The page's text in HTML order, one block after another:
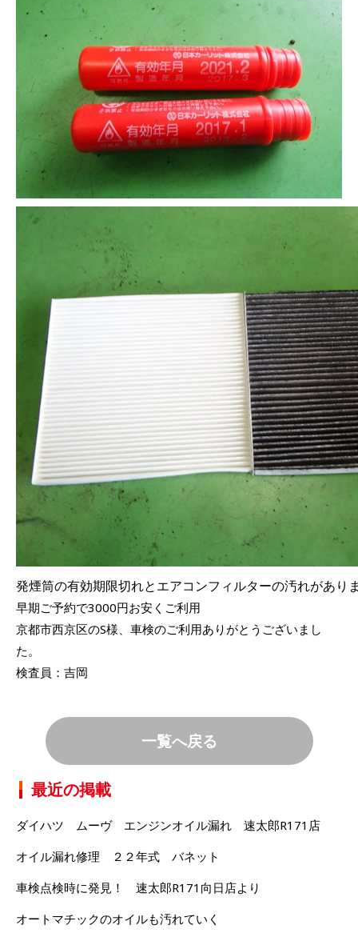
発煙筒の有効期限切れとエアコンフィルターの汚れがあり
早期ご予約で3000円お安くご利用
京都市西京区のS様、車検のご利用ありがとうございまし
た。
検査員：吉岡
一覧へ戻る
最近の掲載
ダイハツ ムーヴ エンジンオイル漏れ 速太郎R171店
オイル漏れ修理 ２２年式 バネット
車検点検時に発見！ 速太郎R171向日店より
オートマチックのオイルも汚れていく